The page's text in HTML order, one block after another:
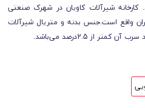
کارخانه شیرآلات کاویان در شهرک صنعتی
واقع است.جنس بدنه و متریال شیرآلات
از 2.5درصد می‌باشد.